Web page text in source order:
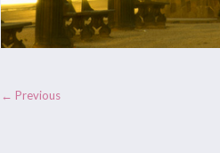
← Previous